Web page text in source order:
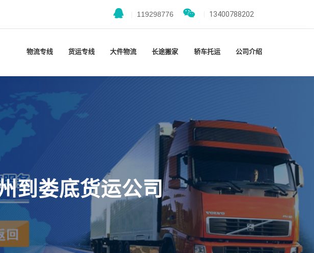
119298776 13400788202
物流专线 货运专线 大件物流 长途搬家 轿车托运 公司介绍
到娄底货运公司